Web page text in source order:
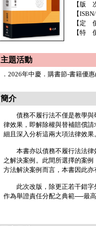
【版
【
【定
【特
主題活動
． 2026年中慶．購書節-書籍優
簡介
債務不履行法不僅是教學與
律效果，即解除權與替補賠償
細且深入分析這兩大項法律效果
本書亦以債務不履行法法律
之解決案例。此間所選擇的案
方法解決案例而言，本書因此亦
此次改版，除更正若干錯字
作為舉證責任分配之典範──最